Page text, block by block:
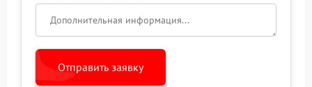
Отправить заявку